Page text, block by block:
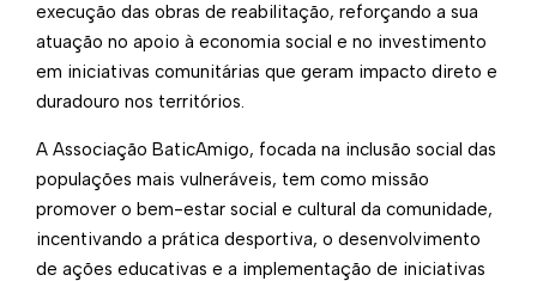
execução das obras de reabilitação, reforçando a sua
atuação no apoio à economia social e no investimento
em iniciativas comunitárias que geram impacto direto e
duradouro nos territórios.
A Associação BaticAmigo, focada na inclusão social das
populações mais vulneráveis, tem como missão
promover o bem-estar social e cultural da comunidade,
incentivando a prática desportiva, o desenvolvimento
de ações educativas e a implementação de iniciativas